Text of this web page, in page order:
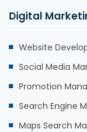
Digital
Website
Social Media
Promotion
Search Engine
Maps Search